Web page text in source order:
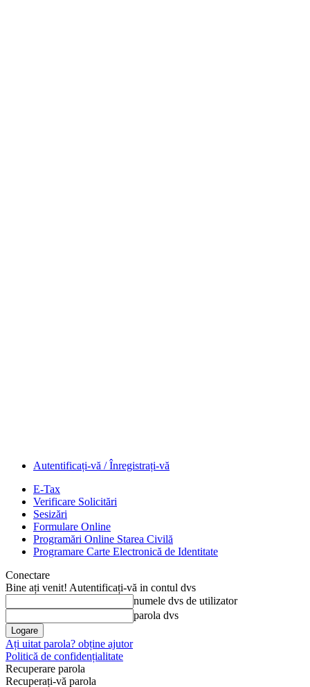
Autentificați-vă / Înregistrați-vă
E-Tax
Verificare Solicitări
Sesizări
Formulare Online
Programări Online Starea Civilă
Programare Carte Electronică de Identitate
Conectare
Bine ați venit! Autentificați-vă in contul dvs
numele dvs de utilizator
parola dvs
Ați uitat parola? obține ajutor
Politică de confidențialitate
Recuperare parola
Recuperați-vă parola